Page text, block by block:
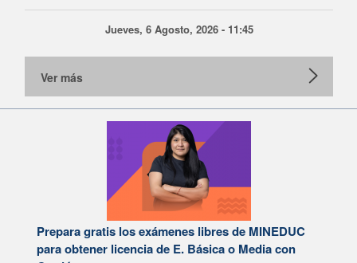
Jueves, 6 Agosto, 2026 - 11:45
Ver más
Prepara gratis los exámenes libres de MINEDUC
para obtener licencia de E. Básica o Media con